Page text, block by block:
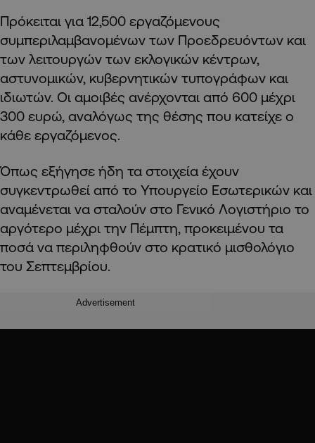
Πρόκειται για 12,500 εργαζόμενους
συμπεριλαμβανομένων των Προεδρευόντων και
των λειτουργών των εκλογικών κέντρων,
αστυνομικών, κυβερνητικών τυπογράφων και
ιδιωτών. Οι αμοιβές ανέρχονται από 600 μέχρι
300 ευρώ, αναλόγως της θέσης που κατείχε ο
κάθε εργαζόμενος.
Όπως εξήγησε ήδη τα στοιχεία έχουν
συγκεντρωθεί από το Υπουργείο Εσωτερικών και
αναμένεται να σταλούν στο Γενικό Λογιστήριο το
αργότερο μέχρι την Πέμπτη, προκειμένου τα
ποσά να περιληφθούν στο κρατικό μισθολόγιο
του Σεπτεμβρίου.
Advertisement